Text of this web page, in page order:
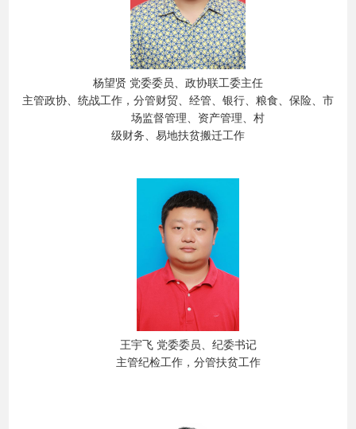
杨望贤 党委委员、政协联工委主任
主管政协、统战工作，分管财贸、经管、银行、粮食、保险、市
场监督管理、资产管理、村
级财务、易地扶贫搬迁工作
王宇飞 党委委员、纪委书记
主管纪检工作，分管扶贫工作